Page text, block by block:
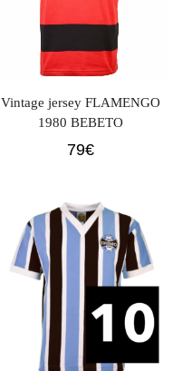
Vintage jersey FLAMENGO
1980 BEBETO
79€